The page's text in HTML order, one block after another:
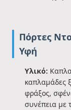
Πόρτες
Υφή
Υλικό:
καπλαμάδες
φράξος,
συνέπεια με